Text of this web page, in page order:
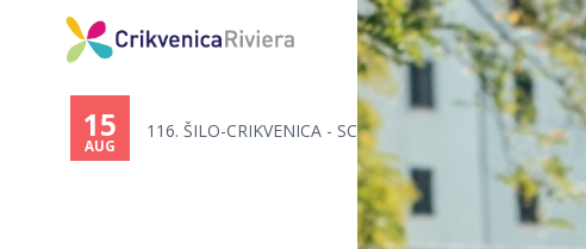
116. ŠILO-CRIKVENICA - SCHWIMM...